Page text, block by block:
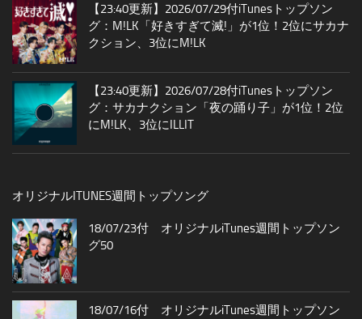
【23:40更新】2026/07/29付iTunesトップソン
グ：M!LK「好きすぎて滅!」が1位！2位にサカナ
クション、3位にM!LK
【23:40更新】2026/07/28付iTunesトップソン
グ：サカナクション「夜の踊り子」が1位！2位
にM!LK、3位にILLIT
オリジナルITUNES週間トップソング
18/07/23付 オリジナルiTunes週間トップソン
グ50
18/07/16付 オリジナルiTunes週間トップソン